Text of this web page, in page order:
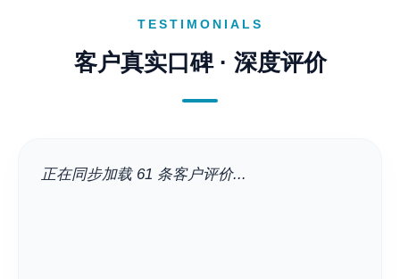
TESTIMONIALS
客户真实口碑 · 深度评价
正在同步加载 61 条客户评价...